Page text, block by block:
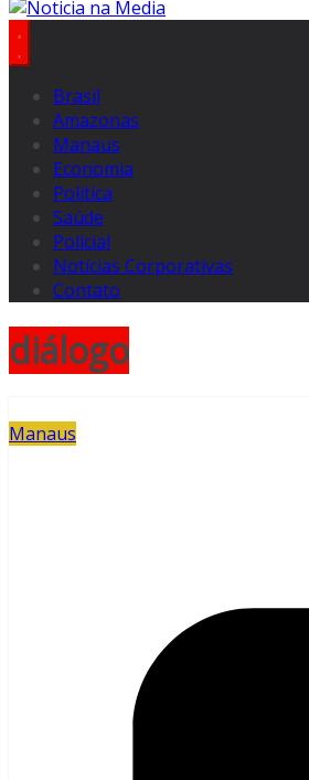
Brasil
Amazonas
Manaus
Economia
Politica
Saúde
Policial
Notícias Corporativas
Contato
diálogo
Manaus